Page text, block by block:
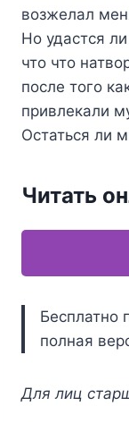
возжелал
Но удастся
что что
после того
привлекали
Остаться ли
Читать
Бесплатно
полная
Для лиц